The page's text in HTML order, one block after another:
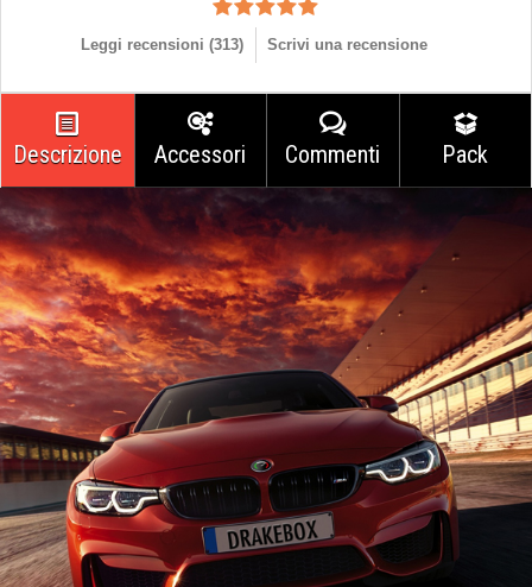
Leggi recensioni (313) Scrivi una recensione
Descrizione Accessori Commenti Pack